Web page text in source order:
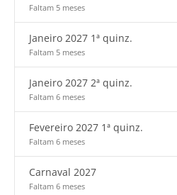
Faltam 5 meses
Janeiro 2027 1ª quinz.
Faltam 5 meses
Janeiro 2027 2ª quinz.
Faltam 6 meses
Fevereiro 2027 1ª quinz.
Faltam 6 meses
Carnaval 2027
Faltam 6 meses